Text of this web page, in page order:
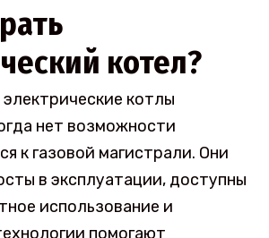
котел?
котлы
нет возможности
к газовой магистрали. Они
в эксплуатации, доступны
использование и
помогают